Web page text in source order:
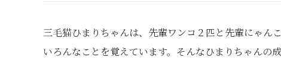
三毛猫ひまりちゃんは、先輩ワンコ２匹と先輩にゃん
いろんなことを覚えています。そんなひまりちゃんの